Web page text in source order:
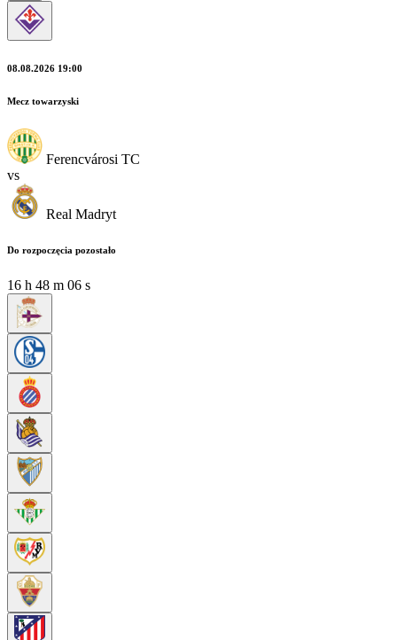
08.08.2026 19:00
Mecz towarzyski
Ferencvárosi TC
vs
Real Madryt
Do rozpoczęcia pozostało
16 h 48 m 04 s